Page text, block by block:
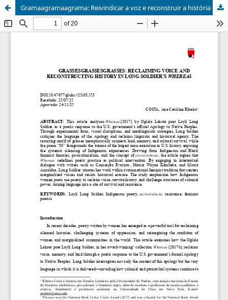
Gramaagramaagrama: Reivindicar a voz e reconstruir a história em Whereas, de Layli Long Soldier